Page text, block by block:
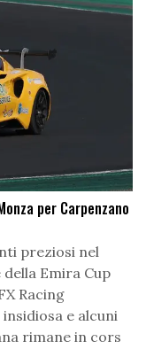
per Carpenzano
preziosi nel
Emira Cup
Racing
e alcuni
rimane in cors